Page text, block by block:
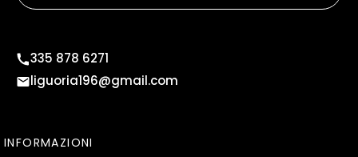
335 878 6271
liguoria196@gmail.com
INFORMAZIONI